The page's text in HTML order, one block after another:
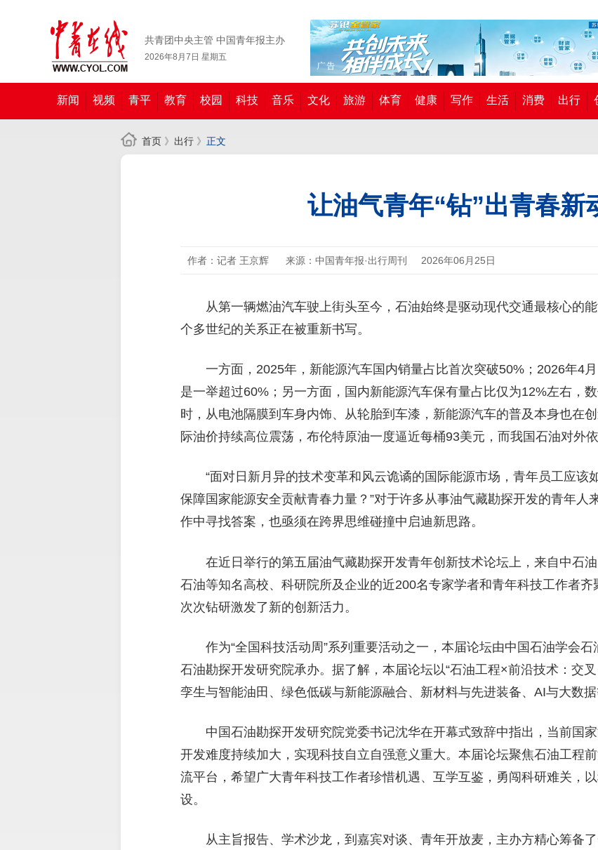
共青团中央主管 中国青年报主办
2026年8月7日 星期五
新闻 视频 青平 教育 校园 科技 音乐 文化 旅游 体育 健康 写作 生活 消费 出行
首页 》 出行 》 正文
让油气青年“钻”出青春新
作者：记者 王京辉 来源：中国青年报·出行周刊 2026年06月25日
从第一辆燃油汽车驶上街头至今，石油始终是驱动现代交通最核心的
个多世纪的关系正在被重新书写。
一方面，2025年，新能源汽车国内销量占比首次突破50%；2026年4
是一举超过60%；另一方面，国内新能源汽车保有量占比仅为12%左右，
时，从电池隔膜到车身内饰、从轮胎到车漆，新能源汽车的普及本身也在
际油价持续高位震荡，布伦特原油一度逼近每桶93美元，而我国石油对外
“面对日新月异的技术变革和风云诡谲的国际能源市场，青年员工应该
保障国家能源安全贡献青春力量？”对于许多从事油气藏勘探开发的青年人
作中寻找答案，也亟须在‌跨界思维碰撞中启迪新思路。
在近日举行的第五届油气藏勘探开发青年创新技术论坛上，来自中石
石油等知名高校、科研院所及企业的近200名专家学者和青年科技工作者
次次钻研激发了新的创新活力。‌
作为“全国科技活动周”系列重要活动之一，本届论坛由中国石油学会
石油勘探开发研究院承办。据了解，本届论坛以“石油工程×前沿技术：交叉
孪生与智能油田、绿色低碳与新能源融合、新材料与先进装备、AI与大数据
中国石油勘探开发研究院党委书记沈华在开幕式致辞中指出，当前国
开发难度持续加大，实现科技自立自强意义重大。本届论坛聚焦石油工程
流平台，希望广大青年科技工作者珍惜机遇、互学互鉴，勇闯科研难关，
设。
从主旨报告、学术沙龙，到嘉宾对谈、青年开放麦，主办方精心筹备